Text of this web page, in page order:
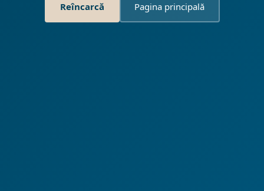
Reîncarcă Pagina principală